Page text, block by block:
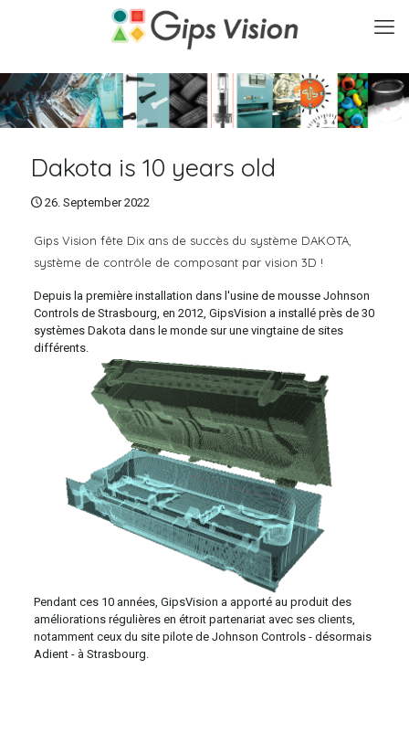
Dakota is 10 years old
26. September 2022
Gips Vision fête Dix ans de succès du système DAKOTA,
système de contrôle de composant par vision 3D !
Depuis la première installation dans l'usine de mousse Johnson
Controls de Strasbourg, en 2012, GipsVision a installé près de 30
systèmes Dakota dans le monde sur une vingtaine de sites
différents.
Pendant ces 10 années, GipsVision a apporté au produit des
améliorations régulières en étroit partenariat avec ses clients,
notamment ceux du site pilote de Johnson Controls - désormais
Adient - à Strasbourg.